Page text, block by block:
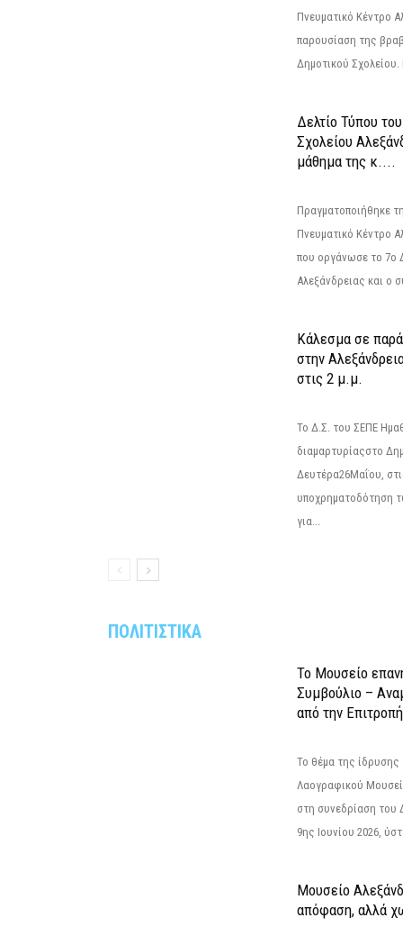
Πνευματικό Κέντρο
παρουσίαση της
Δημοτικού Σχολείου.
Δελτίο Τύπου
Σχολείου
μάθημα της κ....
Πραγματοποιήθηκε
Πνευματικό Κέντρο
που οργάνωσε το 7ο
Αλεξάνδρειας και ο
Κάλεσμα σε
στην
στις 2 μ.μ.
Το Δ.Σ. του ΣΕΠΕ
διαμαρτυρίαςστο
Δευτέρα26Μαΐου,
υποχρηματοδότηση
για...
ΠΟΛΙΤΙΣΤΙΚΑ
Το Μουσείο
Συμβούλιο –
από την Επιτροπή
Το θέμα της ίδρυσης
Λαογραφικού
στη συνεδρίαση του
9ης Ιουνίου 2026,
Μουσείο
απόφαση, αλλά